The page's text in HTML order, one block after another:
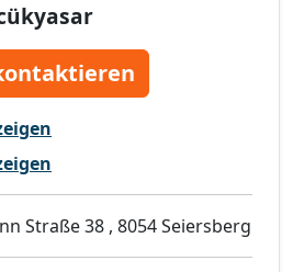
Straße 38 , 8054 Seiersberg